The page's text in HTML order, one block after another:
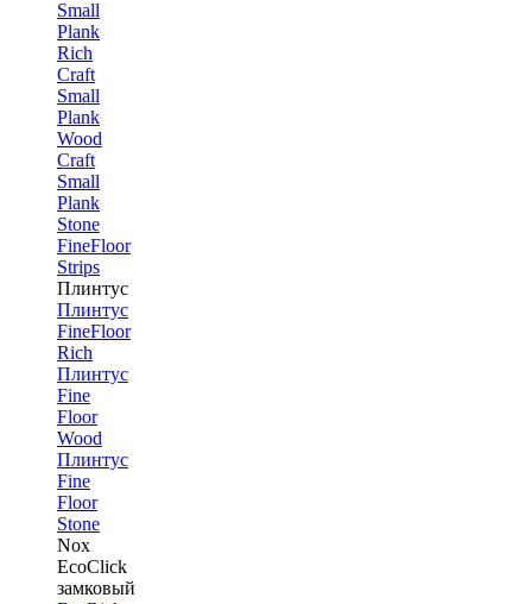
Small
Plank
Rich
Craft
Small
Plank
Wood
Craft
Small
Plank
Stone
FineFloor
Strips
Плинтус
Плинтус
FineFloor
Rich
Плинтус
Fine
Floor
Wood
Плинтус
Fine
Floor
Stone
Nox
EcoClick
замковый